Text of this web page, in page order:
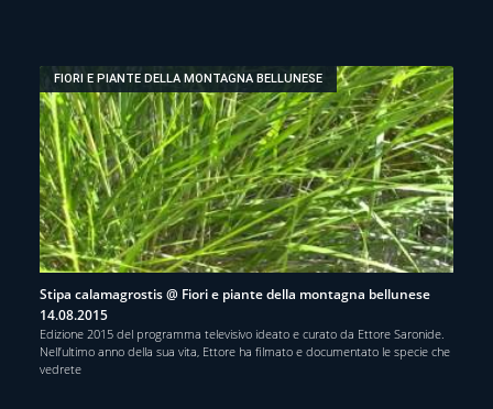
FIORI E PIANTE DELLA MONTAGNA BELLUNESE
Stipa calamagrostis @ Fiori e piante della montagna bellunese
14.08.2015
Edizione 2015 del programma televisivo ideato e curato da Ettore Saronide.
Nell’ultimo anno della sua vita, Ettore ha filmato e documentato le specie che
vedrete